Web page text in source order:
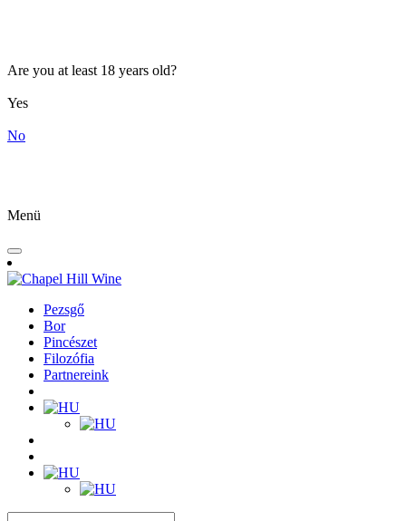
Are you at least 18 years old?
Yes
No
Menü
Pezsgő
Bor
Pincészet
Filozófia
Partnereink